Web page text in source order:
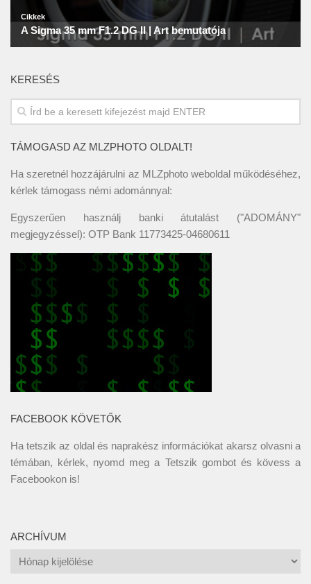
KERESÉS
TÁMOGASD AZ MLZPHOTO OLDALT!
Ha szeretnél hozzájárulni az MLZphoto weboldal működéséhez,
kérlek támogass némi adománnyal:
Egyszerűen használj banki átutalást ("ADOMÁNY"
megjegyzéssel): OTP Bank 11773425-04680611
FACEBOOK KÖVETŐK
Ha tetszik az oldal és naprakész információkat akarsz olvasni a
témában, kérlek, nyomd meg a Tetszik gombot és kövess a
Facebookon is!
ARCHÍVUM
Archívum